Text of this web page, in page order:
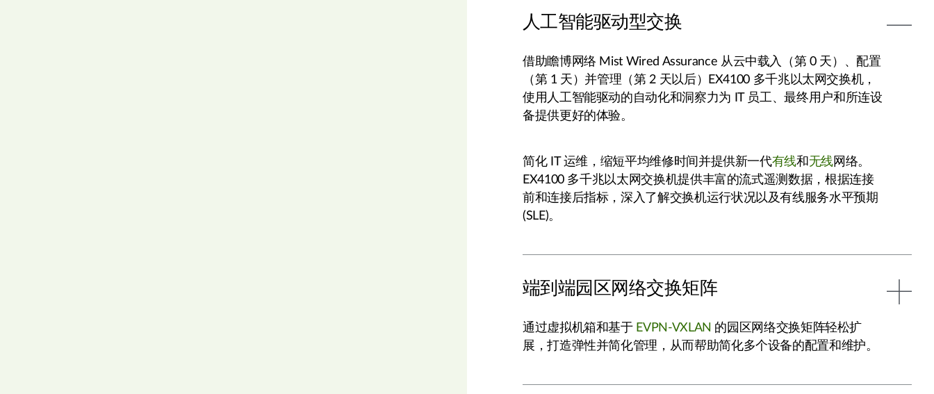
人工智能驱动型交换
借助瞻博网络 Mist Wired Assurance 从云中载入（第 0 天）、配置
（第 1 天）并管理（第 2 天以后）EX4100 多千兆以太网交换机，
使用人工智能驱动的自动化和洞察力为 IT 员工、最终用户和所连设
备提供更好的体验。
简化 IT 运维，缩短平均维修时间并提供新一代有线和 无线网络。
EX4100 多千兆以太网交换机提供丰富的流式遥测数据，根据连接
前和连接后指标，深入了解交换机运行状况以及有线服务水平预期
(SLE)。
端到端园区网络交换矩阵
通过虚拟机箱和基于 EVPN-VXLAN 的园区网络交换矩阵轻松扩
展，打造弹性并简化管理，从而帮助简化多个设备的配置和维护。